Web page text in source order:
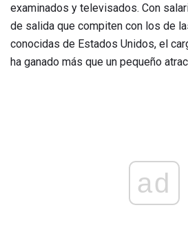
examinados y televisados. Con
de salida que compiten con los de
conocidas de Estados Unidos, el
ha ganado más que un pequeño
ad